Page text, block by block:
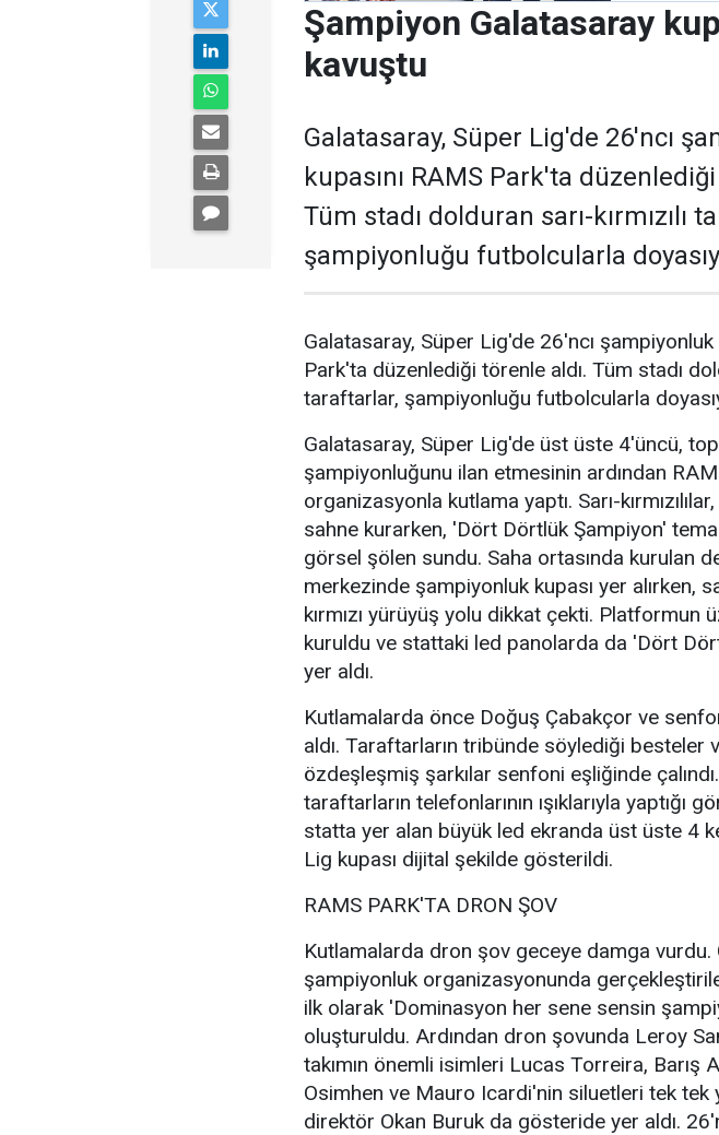
Şampiyon Galatasaray
kavuştu
Galatasaray, Süper Lig'de 26'ncı
kupasını RAMS Park'ta
Tüm stadı dolduran sarı-kırmızılı
şampiyonluğu futbolcularla
Galatasaray, Süper Lig'de 26'ncı şampiyonluk
Park'ta düzenlediği törenle aldı. Tüm stadı
taraftarlar, şampiyonluğu futbolcularla
Galatasaray, Süper Lig'de üst üste 4'üncü,
şampiyonluğunu ilan etmesinin ardından
organizasyonla kutlama yaptı. Sarı-
sahne kurarken, 'Dört Dörtlük Şampiyon'
görsel şölen sundu. Saha ortasında kurulan
merkezinde şampiyonluk kupası yer alırken,
kırmızı yürüyüş yolu dikkat çekti. Platformun
kuruldu ve stattaki led panolarda da 'Dört
yer aldı.
Kutlamalarda önce Doğuş Çabakçor ve
aldı. Taraftarların tribünde söylediği besteler
özdeşleşmiş şarkılar senfoni eşliğinde çalındı.
taraftarların telefonlarının ışıklarıyla yaptığı
statta yer alan büyük led ekranda üst üste 4
Lig kupası dijital şekilde gösterildi.
RAMS PARK'TA DRON ŞOV
Kutlamalarda dron şov geceye damga vurdu.
şampiyonluk organizasyonunda
ilk olarak 'Dominasyon her sene sensin
oluşturuldu. Ardından dron şovunda Leroy
takımın önemli isimleri Lucas Torreira, Barış
Osimhen ve Mauro Icardi'nin siluetleri tek tek
direktör Okan Buruk da gösteride yer aldı.